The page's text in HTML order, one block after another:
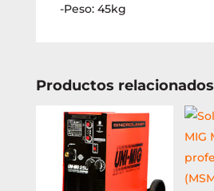
-Peso: 45kg
Productos relacionados